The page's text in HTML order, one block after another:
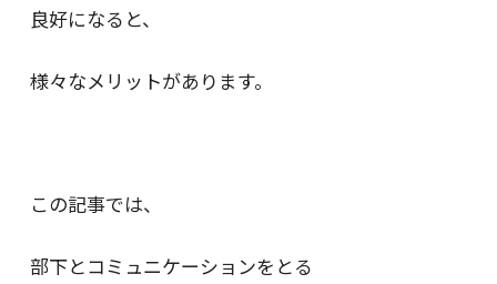
良好になると、
様々なメリットがあります。
この記事では、
部下とコミュニケーションをとる